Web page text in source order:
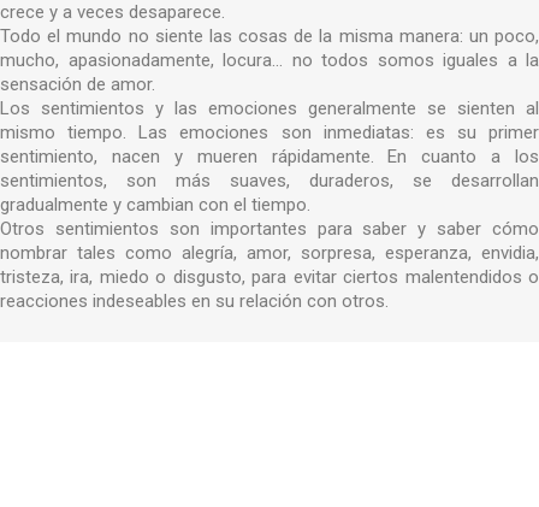
crece y a veces desaparece.
Todo el mundo no siente las cosas de la misma manera: un poco,
mucho, apasionadamente, locura... no todos somos iguales a la
sensación de amor.
Los sentimientos y las emociones generalmente se sienten al
mismo tiempo. Las emociones son inmediatas: es su primer
sentimiento, nacen y mueren rápidamente. En cuanto a los
sentimientos, son más suaves, duraderos, se desarrollan
gradualmente y cambian con el tiempo.
Otros sentimientos son importantes para saber y saber cómo
nombrar tales como alegría, amor, sorpresa, esperanza, envidia,
tristeza, ira, miedo o disgusto, para evitar ciertos malentendidos o
reacciones indeseables en su relación con otros.